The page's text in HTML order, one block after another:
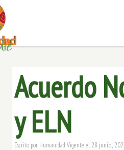
Acuerdo
y ELN
Escrito por Humanidad Vigente el 28 junio,